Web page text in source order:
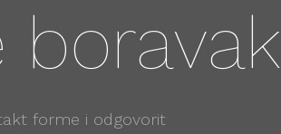
boravak
forme i odgovorit